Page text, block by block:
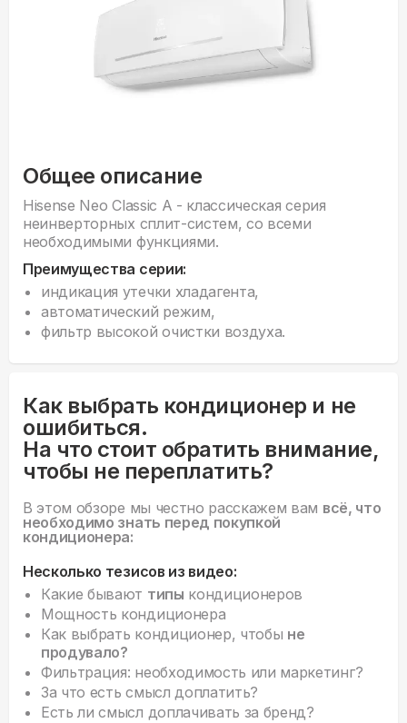
Общее описание
Hisense Neo Classic A - классическая серия
неинверторных сплит-систем, со всеми
необходимыми функциями.
Преимущества серии:
индикация утечки хладагента,
автоматический режим,
фильтр высокой очистки воздуха.
Как выбрать кондиционер и не
ошибиться.
На что стоит обратить внимание,
чтобы не переплатить?
В этом обзоре мы честно расскажем вам всё, что
необходимо знать перед покупкой
кондиционера:
Несколько тезисов из видео:
Какие бывают типы кондиционеров
Мощность кондиционера
Как выбрать кондиционер, чтобы не
продувало?
Фильтрация: необходимость или маркетинг?
За что есть смысл доплатить?
Есть ли смысл доплачивать за бренд?